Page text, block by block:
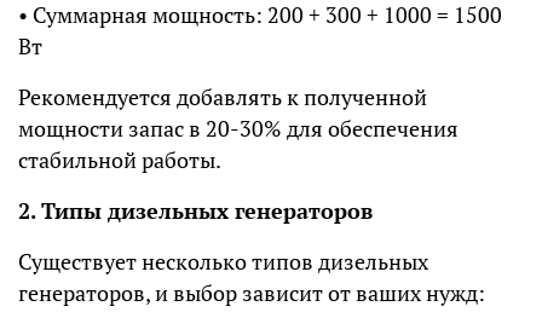
• Суммарная мощность: 200 + 300 + 1000 = 1500
Вт
Рекомендуется добавлять к полученной
мощности запас в 20-30% для обеспечения
стабильной работы.
2. Типы дизельных генераторов
Существует несколько типов дизельных
генераторов, и выбор зависит от ваших нужд: